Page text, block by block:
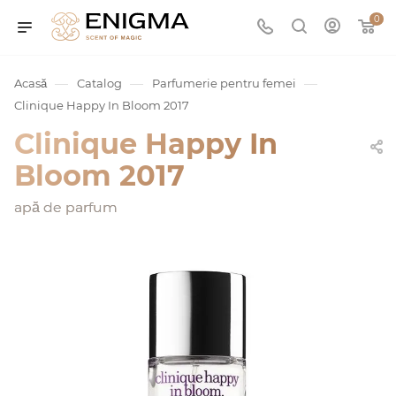
0
Acasă — Catalog — Parfumerie pentru femei —
Clinique Happy In Bloom 2017
Clinique Happy In
Bloom 2017
apă de parfum